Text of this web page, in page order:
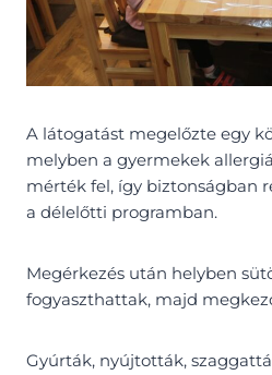
A látogatást megelőzte egy
melyben a gyermekek
mérték fel, így biztonságban
a délelőtti programban.
Megérkezés után helyben
fogyaszthattak, majd
Gyúrták, nyújtották,